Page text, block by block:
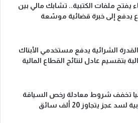
يفتح ملفات الكتبية.. تشابك مالي بين
يدفع إلى خبرة قضائية موسّعة
الشرائية يدفع مستخدمي الأبناك
بتقسيم عادل لنتائج القطاع المالية
تخفف شروط معادلة رخص السياقة
لسد عجز يتجاوز 20 ألف سائق